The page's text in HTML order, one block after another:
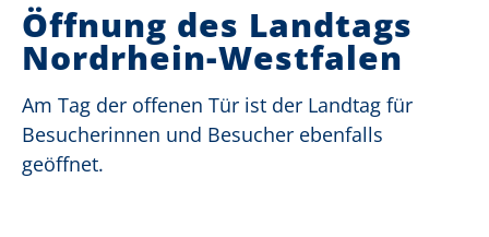
Öffnung des Landtags
Nordrhein-Westfalen
Am Tag der offenen Tür ist der Landtag für
Besucherinnen und Besucher ebenfalls
geöffnet.